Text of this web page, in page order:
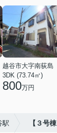
越谷市大字南荻島
3DK (73.74㎡)
800万円
駅 【３号